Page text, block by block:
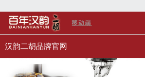
汉韵二胡品牌官网